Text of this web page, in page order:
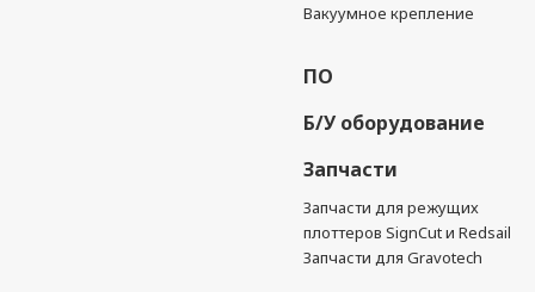
Вакуумное крепление
ПО
Б/У оборудование
Запчасти
Запчасти для режущих
плоттеров SignCut и Redsail
Запчасти для Gravotech